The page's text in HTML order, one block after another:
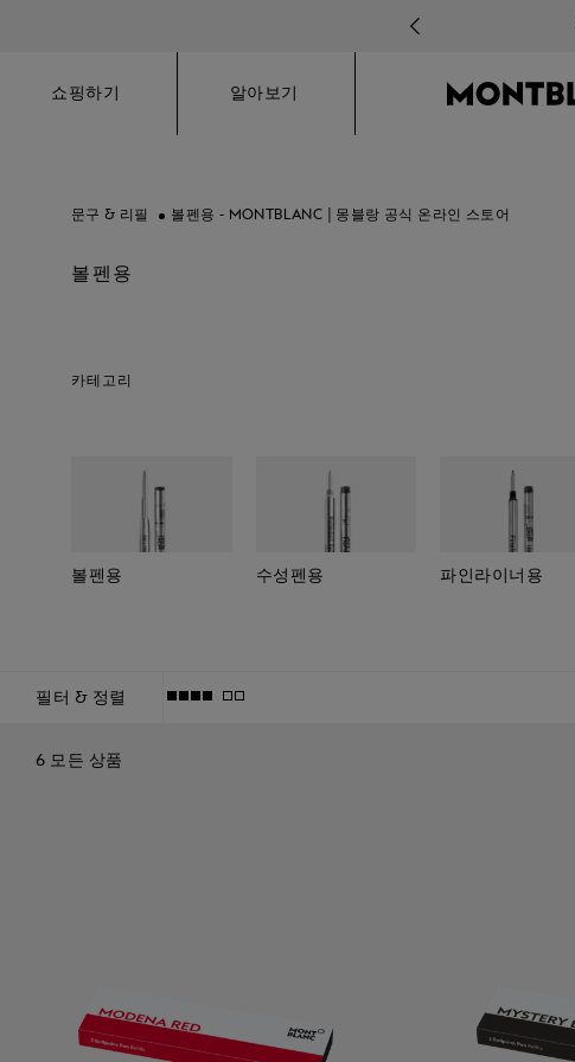
쇼핑하기 알아보기
문구 & 리필 볼펜용 - MONTBLANC | 몽블랑 공식 온라인 스토어
볼펜용
카테고리
볼펜용 수성펜용 파인라이너용
필터 & 정렬
정렬
6 모든 상품